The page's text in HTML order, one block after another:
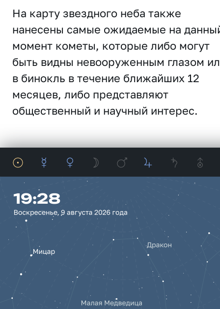
На карту звездного неба также
нанесены самые ожидаемые на
момент кометы, которые либо могут
быть видны невооруженным глазом
в бинокль в течение ближайших 12
месяцев, либо представляют
общественный и научный интерес.